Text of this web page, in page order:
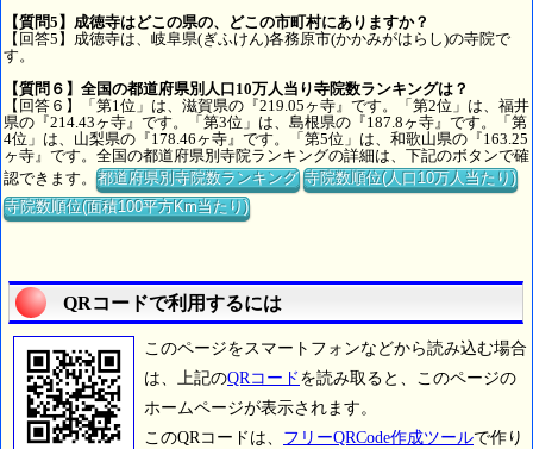
【質問5】成徳寺はどこの県の、どこの市町村にありますか？
【回答5】成徳寺は、岐阜県(ぎふけん)各務原市(かかみがはらし)の寺院で
す。
【質問６】全国の都道府県別人口10万人当り寺院数ランキングは？
【回答６】「第1位」は、滋賀県の『219.05ヶ寺』です。「第2位」は、福井
県の『214.43ヶ寺』です。「第3位」は、島根県の『187.8ヶ寺』です。「第
4位」は、山梨県の『178.46ヶ寺』です。「第5位」は、和歌山県の『163.25
ヶ寺』です。全国の都道府県別寺院ランキングの詳細は、下記のボタンで確
認できます。都道府県別寺院数ランキング 寺院数順位(人口10万人当たり)
寺院数順位(面積100平方Km当たり)
QRコードで利用するには
このページをスマートフォンなどから読み込む場合
は、上記のQRコード を読み取ると、このページの
ホームページが表示されます。
このQRコードは、 フリーQRCode作成ツールで作り